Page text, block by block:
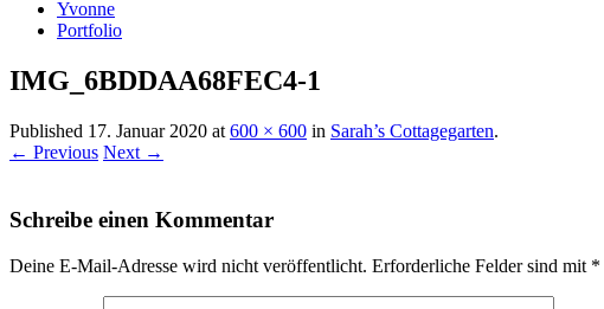
Yvonne
Portfolio
IMG_6BDDAA68FEC4-1
Published 17. Januar 2020 at 600 × 600 in Sarah’s Cottagegarten.
← Previous Next →
Schreibe einen Kommentar
Deine E-Mail-Adresse wird nicht veröffentlicht. Erforderliche Felder sind mit *